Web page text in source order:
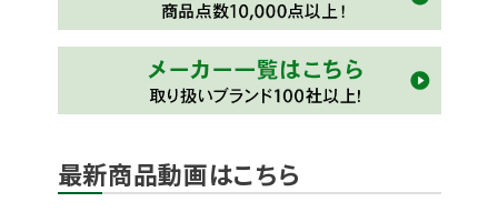
最新商品動画はこちら